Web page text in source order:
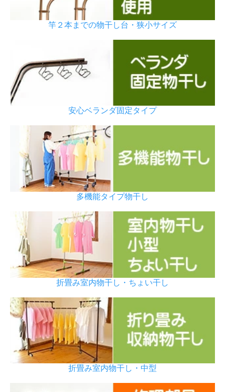
竿２本までの物干し台・狭小サイズ
安心ベランダ固定タイプ
多機能タイプ物干し
折畳み室内物干し・ちょい干し
折畳み室内物干し・中型